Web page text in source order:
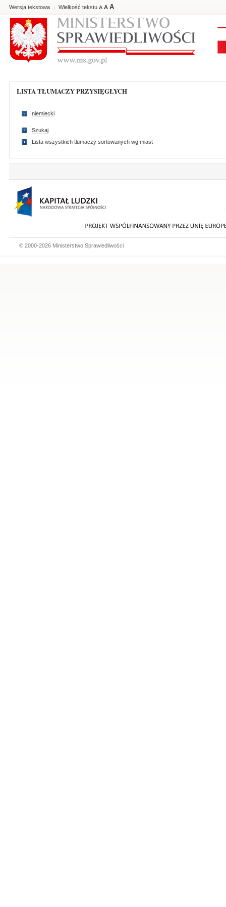
Wersja tekstowa | Wielkość tekstu A A A
LISTA TŁUMACZY PRZYSIĘGŁYCH
niemiecki
Szukaj
Lista wszystkich tlumaczy sortowanych wg miast
© 2000-2026 Ministerstwo Sprawiedliwości